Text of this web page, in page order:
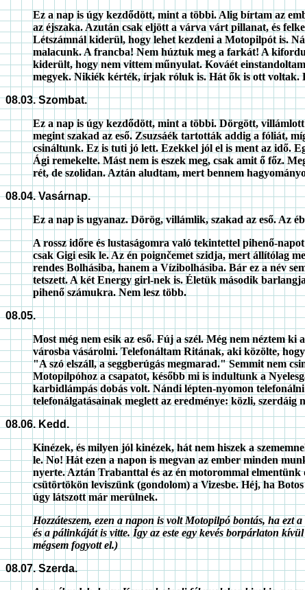
Ez a nap is úgy kezdődött, mint a többi. Alig bírtam az
az éjszaka. Azután csak eljött a várva várt pillanat, és
Létszámnál kiderül, hogy lehet kezdeni a Motopilpót is.
malacunk. A francba! Nem húztuk meg a farkát! A
kiderült, hogy nem vittem műnyulat. Kováét
megyek. Nikiék kérték, írjak róluk is. Hát ők is ott voltak.
08.03. Szombat.
Ez a nap is úgy kezdődött, mint a többi. Dörgött,
megint szakad az eső. Zsuzsáék tartották addig a fóliát,
csináltunk. Ez is tuti jó lett. Ezekkel jól el is ment az idő.
Ági remekelte. Mást nem is eszek meg, csak amit ő főz.
rét, de szolidan. Aztán aludtam, mert bennem
08.04. Vasárnap.
Ez a nap is ugyanaz. Dörög, villámlik, szakad az eső. Az
A rossz időre és lustaságomra való tekintettel pihenő-
csak Gigi esik le. Az én poignčemet szidja, mert állítólag
rendes Bolhásiba, hanem a Vízibolhásiba. Bár ez a név
tetszett. A két Energy girl-nek is. Életük második
pihenő számukra. Nem lesz több.
08.05.
Most még nem esik az eső. Fúj a szél. Még nem néztem
városba vásárolni. Telefonáltam Ritának, aki közölte,
"A szó elszáll, a seggberúgás megmarad." Semmit nem
Motopilpóhoz a csapatot, később mi is indultunk a
karbidlámpás dobás volt. Nándi lépten-nyomon
telefonálgatásainak meglett az eredménye: közli,
08.06. Kedd.
Kinézek, és milyen jól kinézek, hát nem hiszek a
le. No! Hát ezen a napon is megvan az ember minden
nyerte. Aztán Trabanttal és az én motorommal
csütörtökön leviszünk (gondolom) a Vizesbe. Héj, ha
úgy látszott már merülnek.
Hozzáteszem, ezen a napon is volt Motopilpó bontás, ha
és a pálinkáját is vitte. Így az este egy kevés borpárlaton
mégsem fogyott el.)
08.07. Szerda.